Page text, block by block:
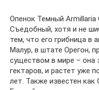
Опенок Темный Armillaria
Съедобный, хотя и не
тем, что его грибница в
Малур, в штате Орегон,
существом в мире – она
гектаров, и растет уже
лет. Также известен